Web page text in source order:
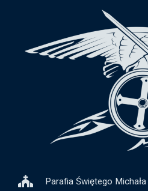
Parafia Świętego